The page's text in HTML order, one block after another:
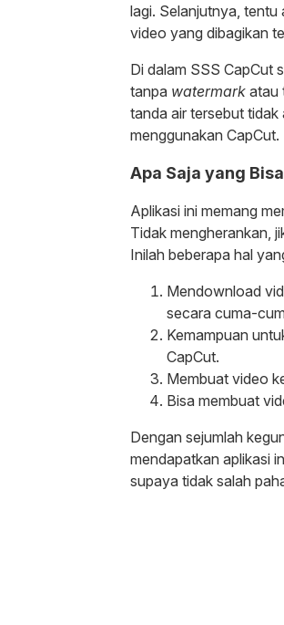
lagi. Selanjutnya, tentu
video yang dibagikan
Di dalam SSS CapCut
tanpa watermark atau
tanda air tersebut
menggunakan CapCut.
Apa Saja yang
Aplikasi ini memang
Tidak mengherankan,
Inilah beberapa hal
Mendownload
secara cuma-
Kemampuan
CapCut.
Membuat video
Bisa membuat
Dengan sejumlah
mendapatkan aplikasi
supaya tidak salah